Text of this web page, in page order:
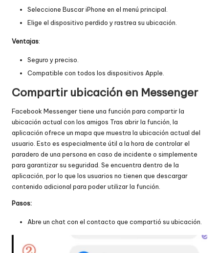
Seleccione Buscar iPhone en el menú principal.
Elige el dispositivo perdido y rastrea su ubicación.
Ventajas:
Seguro y preciso.
Compatible con todos los dispositivos Apple.
Compartir ubicación en Messenger
Facebook Messenger tiene una función para compartir la
ubicación actual con los amigos Tras abrir la función, la
aplicación ofrece un mapa que muestra la ubicación actual del
usuario. Esto es especialmente útil a la hora de controlar el
paradero de una persona en caso de incidente o simplemente
para garantizar su seguridad. Se encuentra dentro de la
aplicación, por lo que los usuarios no tienen que descargar
contenido adicional para poder utilizar la función.
Pasos:
Abre un chat con el contacto que compartió su ubicación.